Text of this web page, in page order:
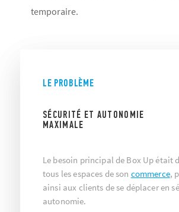
temporaire.
LE PROBLÈME
SÉCURITÉ ET AUTONOMIE
MAXIMALE
Le besoin principal de Box Up était
tous les espaces de son commerce,
ainsi aux clients de se déplacer en
autonomie.